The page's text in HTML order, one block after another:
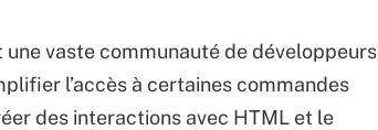
vaste communauté de développeurs
l’accès à certaines commandes
des interactions avec HTML et le